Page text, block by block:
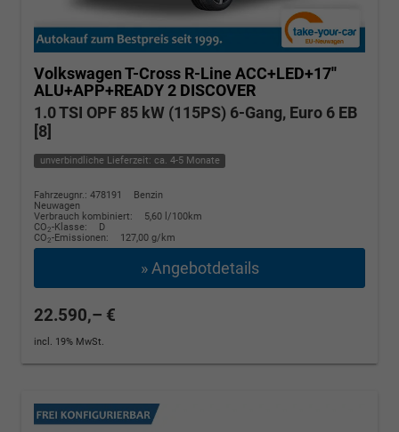
Volkswagen T-Cross R-Line ACC+LED+17''
ALU+APP+READY 2 DISCOVER
1.0 TSI OPF 85 kW (115PS) 6-Gang, Euro 6 EB
[8]
unverbindliche Lieferzeit: ca. 4-5 Monate
Fahrzeugnr.: 478191
Benzin
Neuwagen
Verbrauch kombiniert:
5,60 l/100km
CO2-Klasse:
D
CO2-Emissionen: 127,00 g/km
» Angebotdetails
22.590,– €
incl. 19% MwSt.